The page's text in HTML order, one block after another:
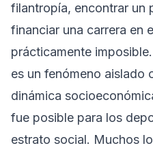
filantropía, encontrar un
financiar una carrera en
prácticamente
es un fenómeno aislado
dinámica
fue posible para los
estrato social. Muchos